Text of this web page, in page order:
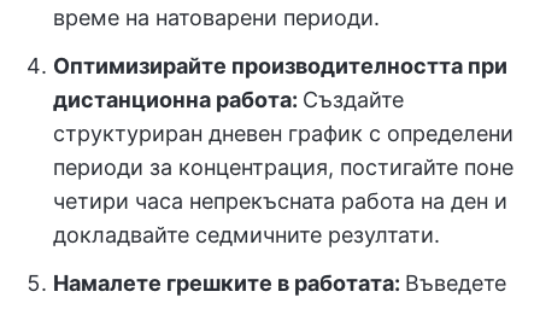
време на натоварени периоди.
Оптимизирайте производителността при
дистанционна работа: Създайте
структуриран дневен график с определени
периоди за концентрация, постигайте поне
четири часа непрекъсната работа на ден и
докладвайте седмичните резултати.
Намалете грешките в работата: Въведете